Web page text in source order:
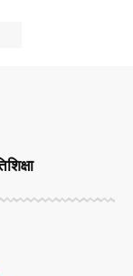
शिक्षा